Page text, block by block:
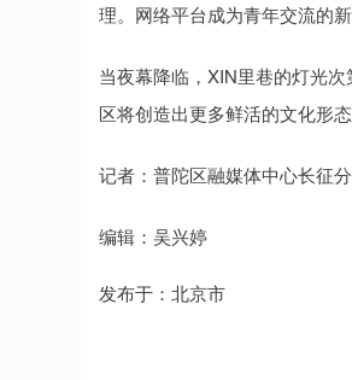
理。网络平台成为青年交流的
当夜幕降临，XIN里巷的灯光
区将创造出更多鲜活的文化形
记者：普陀区融媒体中心长征
编辑：吴兴婷
发布于：北京市